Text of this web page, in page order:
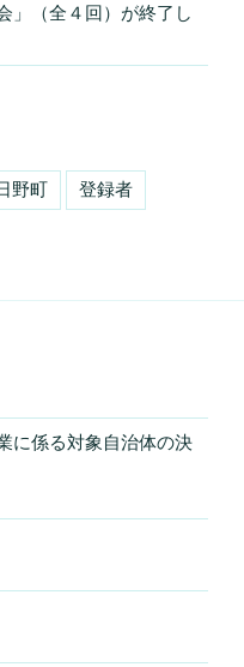
」（全４回）が終了し
野町 登録者
に係る対象自治体の決